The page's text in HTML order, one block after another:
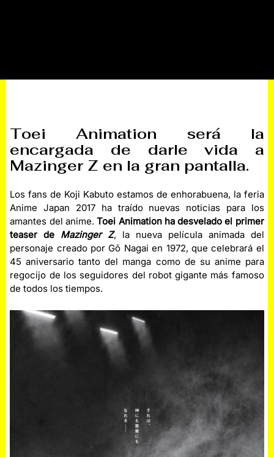
Toei Animation será la
encargada de darle vida a
Mazinger Z en la gran pantalla.
Los fans de Koji Kabuto estamos de enhorabuena, la feria
Anime Japan 2017 ha traído nuevas noticias para los
amantes del anime.Toei Animation ha desvelado el primer
teaser de Mazinger Z, la nueva película animada del
personaje creado por Gō Nagai en 1972, que celebrará el
45 aniversario tanto del manga como de su anime para
regocijo de los seguidores del robot gigante más famoso
de todos los tiempos.